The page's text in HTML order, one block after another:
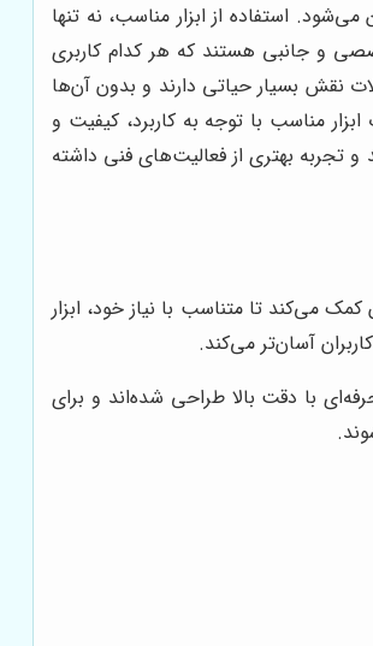
استفاده از ابزار مناسب، نه تنها
و جانبی هستند که هر کدام کاربری
نقش بسیار حیاتی دارند و بدون آن‌ها
مناسب با توجه به کاربرد، کیفیت و
و تجربه بهتری از فعالیت‌های فنی داشته
می‌کند تا متناسب با نیاز خود، ابزار
آسان‌تر می‌کند.
با دقت بالا طراحی شده‌اند و برای